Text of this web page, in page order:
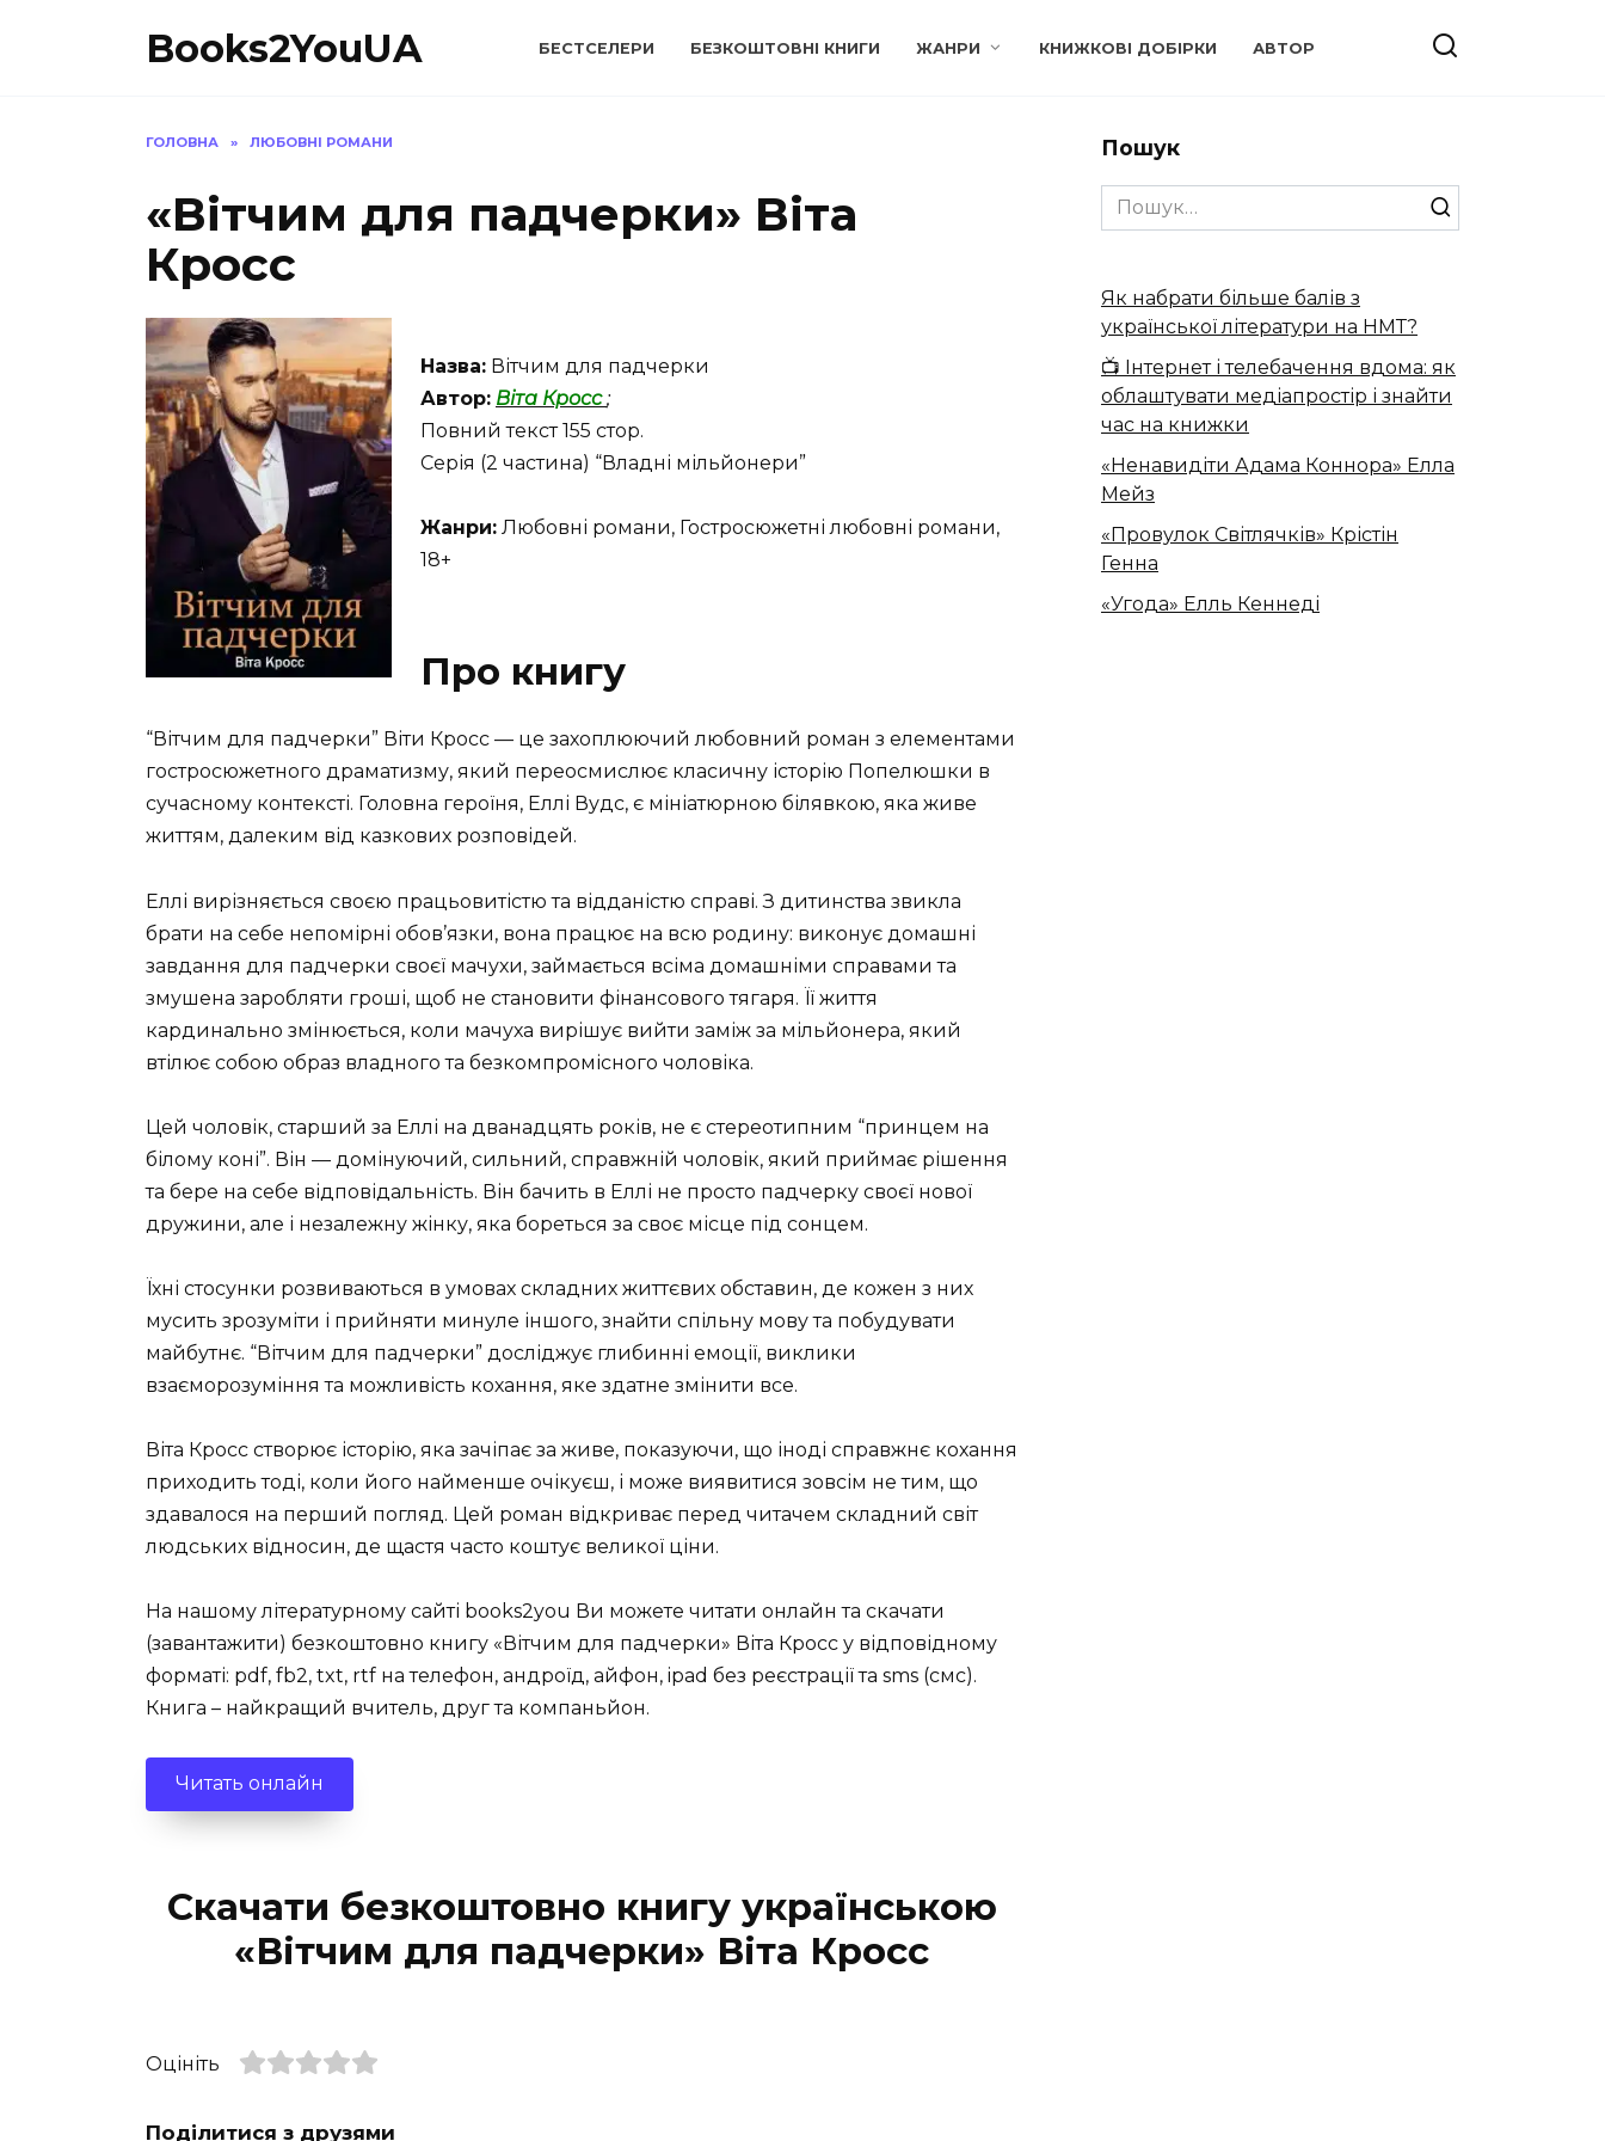
Books2YouUA БЕСТСЕЛЕРИ БЕЗКОШТОВНІ КНИГИ ЖАНРИ КНИЖКОВІ ДОБІРКИ АВТОР
ГОЛОВНА » ЛЮБОВНІ РОМАНИ
«Вітчим для падчерки» Віта
Кросс
Назва: Вітчим для падчерки
Автор: Віта Кросс;
Повний текст 155 стор.
Серія (2 частина) “Владні мільйонери”
Жанри: Любовні романи, Гостросюжетні любовні романи,
18+
Про книгу
“Вітчим для падчерки” Віти Кросс — це захоплюючий любовний роман з елементами
гостросюжетного драматизму, який переосмислює класичну історію Попелюшки в
сучасному контексті. Головна героїня, Еллі Вудс, є мініатюрною білявкою, яка живе
життям, далеким від казкових розповідей.
Еллі вирізняється своєю працьовитістю та відданістю справі. З дитинства звикла
брати на себе непомірні обов’язки, вона працює на всю родину: виконує домашні
завдання для падчерки своєї мачухи, займається всіма домашніми справами та
змушена заробляти гроші, щоб не становити фінансового тягаря. Її життя
кардинально змінюється, коли мачуха вирішує вийти заміж за мільйонера, який
втілює собою образ владного та безкомпромісного чоловіка.
Цей чоловік, старший за Еллі на дванадцять років, не є стереотипним “принцем на
білому коні”. Він — домінуючий, сильний, справжній чоловік, який приймає рішення
та бере на себе відповідальність. Він бачить в Еллі не просто падчерку своєї нової
дружини, але і незалежну жінку, яка бореться за своє місце під сонцем.
Їхні стосунки розвиваються в умовах складних життєвих обставин, де кожен з них
мусить зрозуміти і прийняти минуле іншого, знайти спільну мову та побудувати
майбутнє. “Вітчим для падчерки” досліджує глибинні емоції, виклики
взаєморозуміння та можливість кохання, яке здатне змінити все.
Віта Кросс створює історію, яка зачіпає за живе, показуючи, що іноді справжнє кохання
приходить тоді, коли його найменше очікуєш, і може виявитися зовсім не тим, що
здавалося на перший погляд. Цей роман відкриває перед читачем складний світ
людських відносин, де щастя часто коштує великої ціни.
На нашому літературному сайті books2you Ви можете читати онлайн та скачати
(завантажити) безкоштовно книгу «Вітчим для падчерки» Віта Кросс у відповідному
форматі: pdf, fb2, txt, rtf на телефон, андроїд, айфон, ipad без реєстрації та sms (смс).
Книга – найкращий вчитель, друг та компаньйон.
Читать онлайн
Скачати безкоштовно книгу українською
«Вітчим для падчерки» Віта Кросс
Оцініть
Поділитися з друзями
Пошук
Search
for:
Як набрати більше балів з
української літератури на НМТ?
📺 Інтернет і телебачення вдома: як
облаштувати медіапростір і знайти
час на книжки
«Ненавидіти Адама Коннора» Елла
Мейз
«Провулок Світлячків» Крістін
Генна
«Угода» Елль Кеннеді